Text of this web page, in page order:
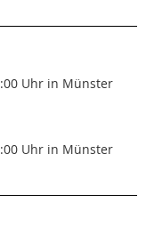
Uhr in Münster
Uhr in Münster